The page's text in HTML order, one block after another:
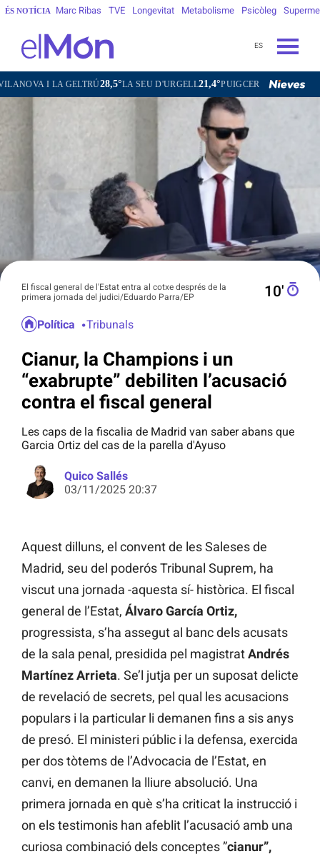
ÉS NOTÍCIA Marc Ribas TVE Longevitat Metabolisme Psicòleg
ES
28,5°LA SEU D'URGELL21,4°PUIGCERDÀ19,4°FIGUERES29,5°
El fiscal general de l'Estat entra al cotxe després de la
primera jornada del judici/Eduardo Parra/EP
10′
Política Tribunals
Cianur, la Champions i un
“exabrupte” debiliten l’acusació
contra el fiscal general
Les caps de la fiscalia de Madrid van saber abans que
Garcia Ortiz del cas de la parella d'Ayuso
Quico Sallés
03/11/2025 20:37
Aquest dilluns, el convent de les Saleses de
Madrid, seu del poderós Tribunal Suprem, ha
viscut una jornada -aquesta sí- històrica. El fiscal
general de l’Estat, Álvaro García Ortiz,
progressista, s’ha assegut al banc dels acusats
de la sala penal, presidida pel magistratAndrés
Martínez Arrieta. Se’l jutja per un suposat delicte
de revelació de secrets, pel qual les acusacions
populars i la particular li demanen fins a sis anys
de presó. El ministeri públic i la defensa, exercida
per dos tòtems de l’Advocacia de l’Estat, en
canvi, en demanen la lliure absolució. Una
primera jornada en què s’ha criticat la instrucció i
on els testimonis han afeblit l’acusació amb una
curiosa combinació dels conceptes ”cianur”,